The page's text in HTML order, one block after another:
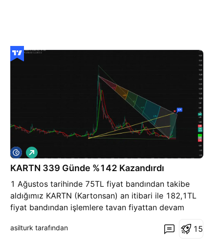
KARTN 339 Günde %142 Kazandırdı
1 Ağustos tarihinde 75TL fiyat bandından takibe
aldığımız KARTN (Kartonsan) an itibari ile 182,1TL
fiyat bandından işlemlere tavan fiyattan devam
geçen 339 gün zarfında KARTN yatırımcısına hisse
A
l
ı
asilturk tarafından 1 5